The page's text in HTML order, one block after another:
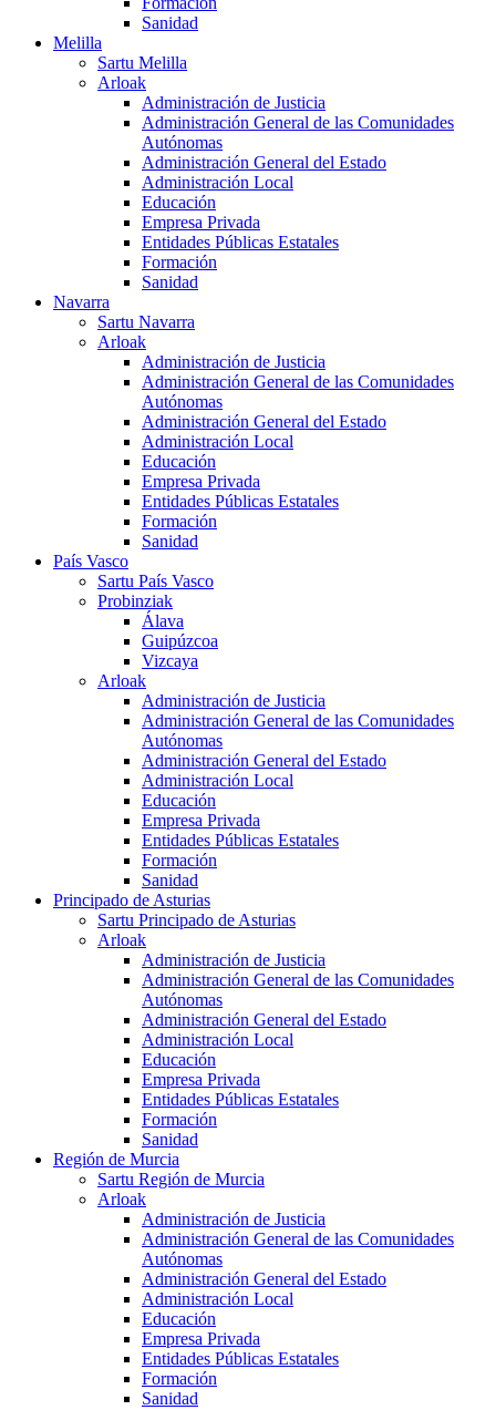
Sanidad
Melilla
Sartu Melilla
Arloak
Administración de Justicia
Administración General de las Comunidades
Autónomas
Administración General del Estado
Administración Local
Educación
Empresa Privada
Entidades Públicas Estatales
Formación
Sanidad
Navarra
Sartu Navarra
Arloak
Administración de Justicia
Administración General de las Comunidades
Autónomas
Administración General del Estado
Administración Local
Educación
Empresa Privada
Entidades Públicas Estatales
Formación
Sanidad
País Vasco
Sartu País Vasco
Probinziak
Álava
Guipúzcoa
Vizcaya
Arloak
Administración de Justicia
Administración General de las Comunidades
Autónomas
Administración General del Estado
Administración Local
Educación
Empresa Privada
Entidades Públicas Estatales
Formación
Sanidad
Principado de Asturias
Sartu Principado de Asturias
Arloak
Administración de Justicia
Administración General de las Comunidades
Autónomas
Administración General del Estado
Administración Local
Educación
Empresa Privada
Entidades Públicas Estatales
Formación
Sanidad
Región de Murcia
Sartu Región de Murcia
Arloak
Administración de Justicia
Administración General de las Comunidades
Autónomas
Administración General del Estado
Administración Local
Educación
Empresa Privada
Entidades Públicas Estatales
Formación
Sanidad